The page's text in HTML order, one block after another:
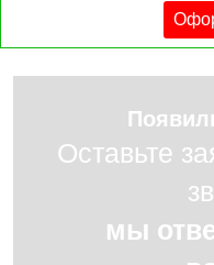
Оставьте
мы